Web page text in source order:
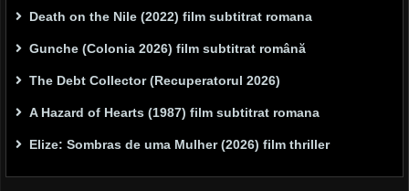
Death on the Nile (2022) film subtitrat romana
Gunche (Colonia 2026) film subtitrat română
The Debt Collector (Recuperatorul 2026)
A Hazard of Hearts (1987) film subtitrat romana
Elize: Sombras de uma Mulher (2026) film thriller